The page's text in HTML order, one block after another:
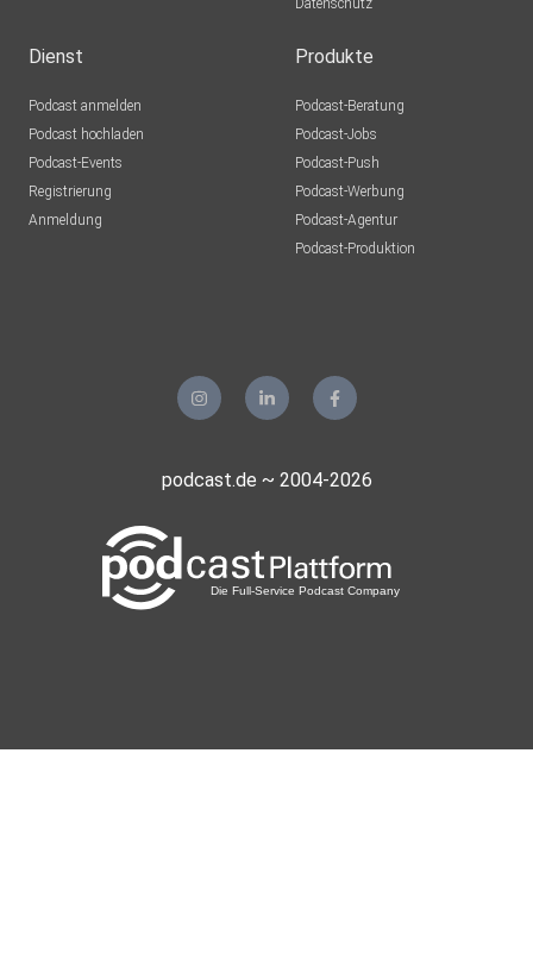
Datenschutz
Dienst
Podcast anmelden
Podcast hochladen
Podcast-Events
Registrierung
Anmeldung
Produkte
Podcast-Beratung
Podcast-Jobs
Podcast-Push
Podcast-Werbung
Podcast-Agentur
Podcast-Produktion
podcast.de ~ 2004-2026